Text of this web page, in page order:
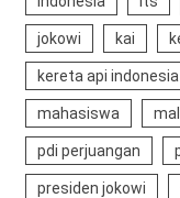
jokowi kai
kereta api indonesia
mahasiswa
pdi perjuangan
presiden jokowi